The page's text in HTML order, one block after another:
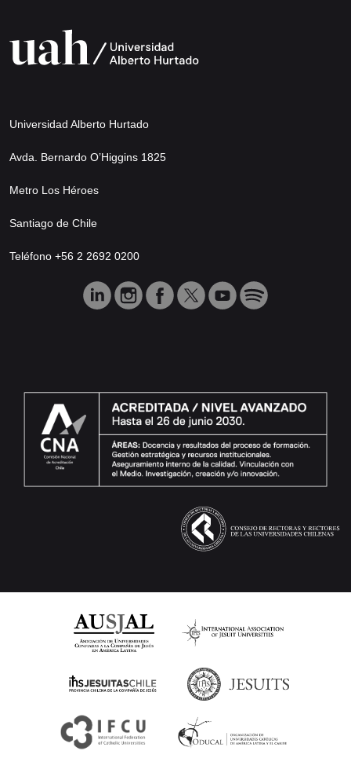
Universidad Alberto Hurtado
Avda. Bernardo O’Higgins 1825
Metro Los Héroes
Santiago de Chile
Teléfono +56 2 2692 0200